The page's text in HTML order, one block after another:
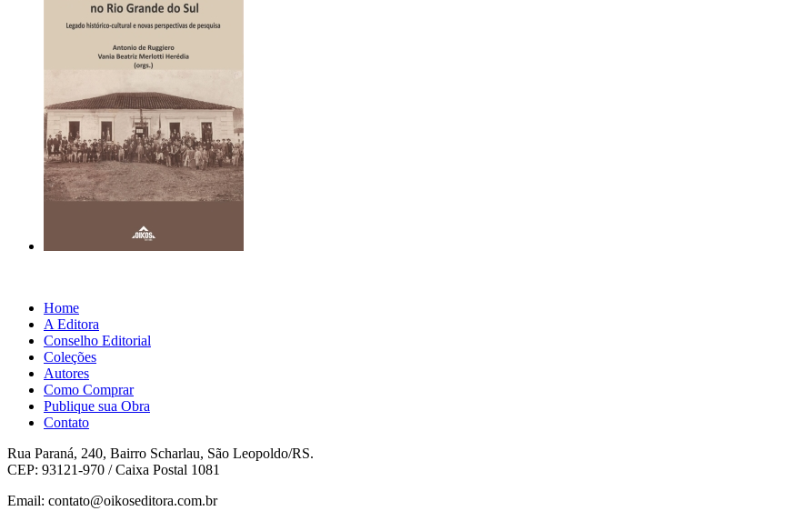
Home
A Editora
Conselho Editorial
Coleções
Autores
Como Comprar
Publique sua Obra
Contato
Rua Paraná, 240, Bairro Scharlau, São Leopoldo/RS.
CEP: 93121-970 / Caixa Postal 1081
Email: contato@oikoseditora.com.br